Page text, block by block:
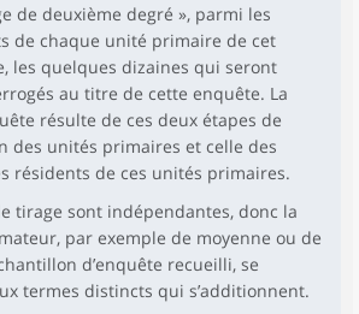
de deuxième degré », parmi les
de chaque unité primaire de cet
les quelques dizaines qui seront
au titre de cette enquête. La
résulte de ces deux étapes de
des unités primaires et celle des
résidents de ces unités primaires.
tirage sont indépendantes, donc la
par exemple de moyenne ou de
d’enquête recueilli, se
termes distincts qui s’additionnent.